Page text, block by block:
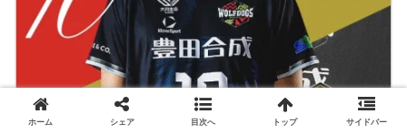
ホーム シェア 目次へ トップ サイドバー